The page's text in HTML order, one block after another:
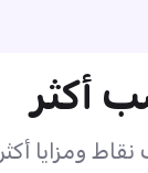
أكثر
ومزايا أكثر